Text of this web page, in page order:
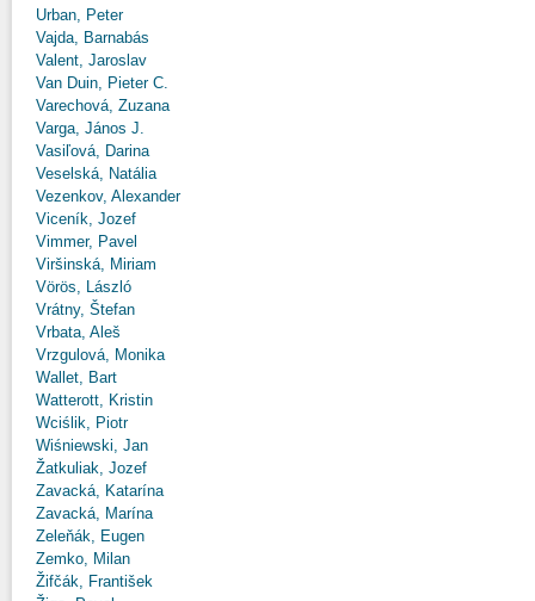
Urban, Peter
Vajda, Barnabás
Valent, Jaroslav
Van Duin, Pieter C.
Varechová, Zuzana
Varga, János J.
Vasiľová, Darina
Veselská, Natália
Vezenkov, Alexander
Viceník, Jozef
Vimmer, Pavel
Viršinská, Miriam
Vörös, László
Vrátny, Štefan
Vrbata, Aleš
Vrzgulová, Monika
Wallet, Bart
Watterott, Kristin
Wciślik, Piotr
Wiśniewski, Jan
Žatkuliak, Jozef
Zavacká, Katarína
Zavacká, Marína
Zeleňák, Eugen
Zemko, Milan
Žifčák, František